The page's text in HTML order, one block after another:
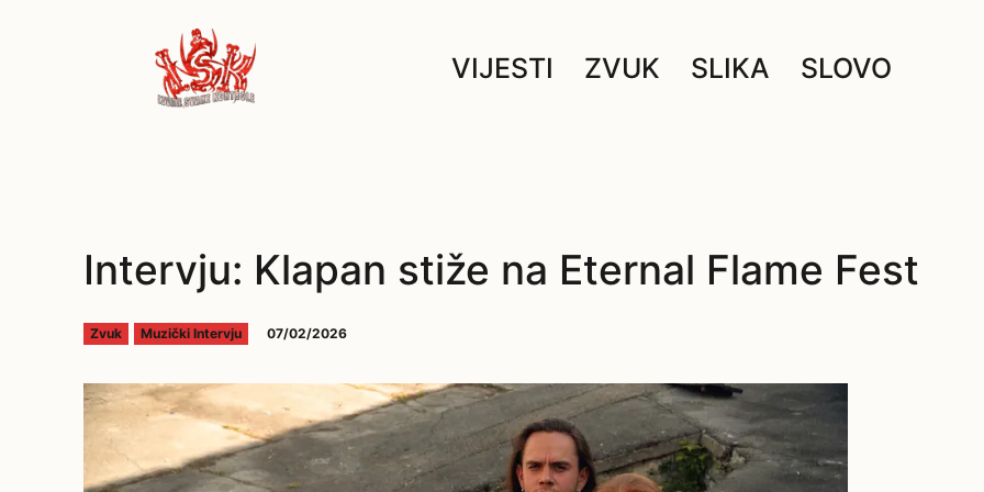
VIJESTI ZVUK SLIKA SLOVO
Intervju: Klapan stiže na Eternal Flame Fest
Zvuk Muzički Intervju 07/02/2026